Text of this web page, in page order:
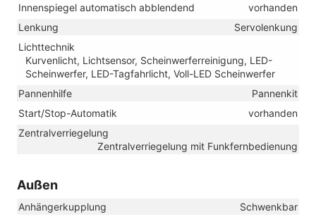
Innenspiegel automatisch abblendend
vorhanden
Lenkung
Servolenkung
Lichttechnik
Kurvenlicht, Lichtsensor, Scheinwerferreinigung, LED-
Scheinwerfer, LED-Tagfahrlicht, Voll-LED Scheinwerfer
Pannenhilfe
Pannenkit
Start/Stop-Automatik
vorhanden
Zentralverriegelung
Zentralverriegelung mit Funkfernbedienung
Außen
Anhängerkupplung
Schwenkbar